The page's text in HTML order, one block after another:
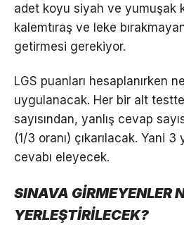
adet koyu siyah ve yumuşak
kalemtıraş ve leke
getirmesi gerekiyor.
LGS puanları hesaplanırken
uygulanacak. Her bir alt
sayısından, yanlış cevap
(1/3 oranı) çıkarılacak. Yani
cevabı eleyecek.
SINAVA GİRMEYENLER
YERLEŞTİRİLECEK?